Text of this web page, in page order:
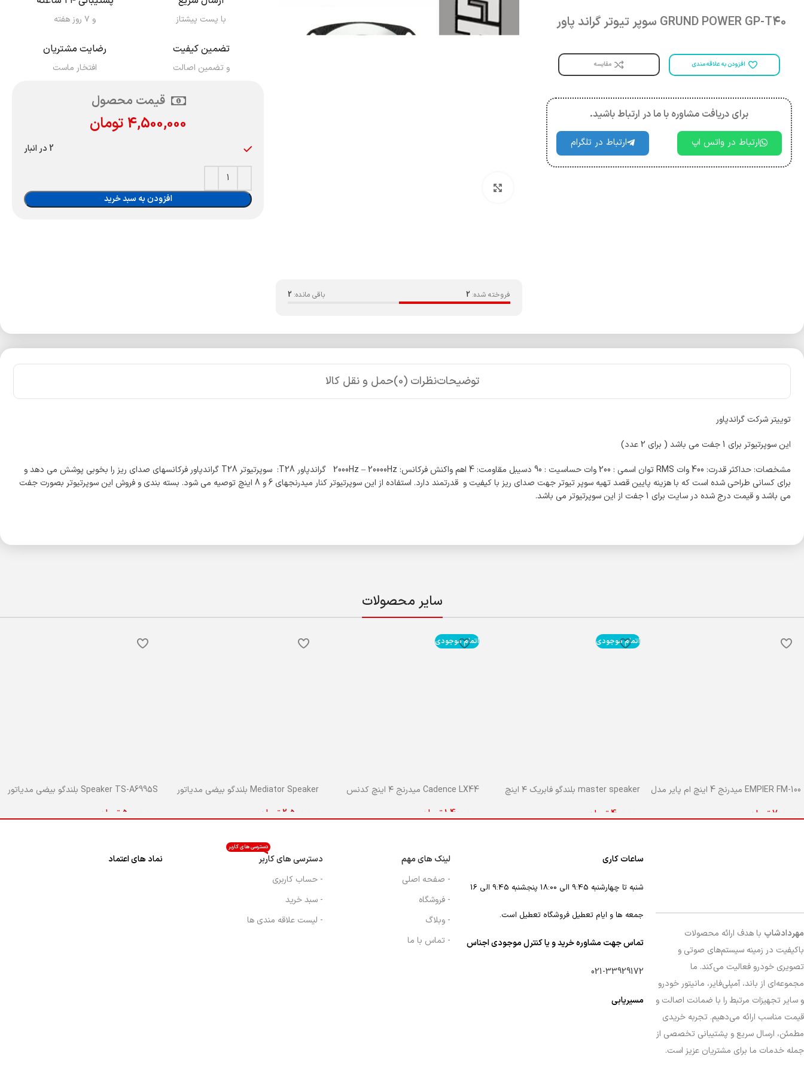
GRUND POWER GP-T40 سوپر تیوتر گراند پاور
افزودن به علاقه مندی مقایسه
برای دریافت مشاوره با ما در ارتباط باشید.
ارتباط در واتس اپ ارتباط در تلگرام
فروخته شده: 2 باقی مانده: 2
با پست پیشتاز و ۷ روز هفته
تضمین کیفیت
و تضمین اصالت
رضایت مشتریان
افتخار ماست
قیمت محصول
4,500,000 تومان
2 در انبار
افزودن به سبد خرید
توضیحاتنظرات (0) حمل و نقل کالا
توییتر شرکت گراندپاور
اين سوپرتيوتر براي 1 جفت مي باشد ( براي 2 عدد)
مشخصات: حداکثر قدرت: 400 وات RMS توان اسمی : 200 وات حساسیت : 90 دسیبل مقاومت: 4 اهم واکنش فرکانس: 2000Hz – 20000Hz گراندپاور T28: سوپرتیوتر T28 گراندپاور فرکانسهای صدای ریز را بخوبی پوشش می دهد و
برای کسانی طراحی شده است که با هزینه پایین قصد تهیه سوپر تیوتر جهت صدای ریز با کیفیت و قدرتمند دارد. استفاده از این سوپرتیوتر کنار میدرنجهای 6 و 8 اینچ توصیه می شود. بسته بندی و فروش این سوپرتیوتر بصورت جفت
می باشد و قیمت درج شده در سایت برای 1 جفت از این سوپرتیوتر می باشد.
سایر محصولات
EMPIER FM-100 میدرنج 4 اینچ ام پایر مدل
700,000تومان
اتمام موجودی
master speaker بلندگو فابریک ۴ اینچ
400,000تومان
اتمام موجودی
Cadence LX44 میدرنج ۴ اینچ کدنس
1,400,000تومان
Mediator Speaker بلندگو بیضی مدیاتور
2,500,000تومان
Speaker TS-A6995S بلندگو بیضی مدیاتور
5,000,000 تومان
مهردادشاپ با هدف ارائه محصولات
باکیفیت در زمینه سیستم‌های صوتی و
تصویری خودرو فعالیت می‌کند. ما
مجموعه‌ای از باند، آمپلی‌فایر، مانیتور خودرو
و سایر تجهیزات مرتبط را با ضمانت اصالت و
قیمت مناسب ارائه می‌دهیم. تجربه خریدی
مطمئن، ارسال سریع و پشتیبانی تخصصی از
جمله خدمات ما برای مشتریان عزیز است.
ساعات کاری
شنبه تا چهارشنبه 9:45 الی 18:00 پنجشنبه 9:45 الی 16
جمعه ها و ایام تعطیل فروشگاه تعطیل است.
تماس جهت مشاوره خرید و یا کنترل موجودی اجناس
021-33929172
مسیریابی
لینک های مهم
- صفحه اصلی
- فروشگاه
- وبلاگ
- تماس با ما
دسترسی های کاربر
دسترسی های کاربر
- حساب کاربری
- سبد خرید
- لیست علاقه مندی ها
نماد های اعتماد